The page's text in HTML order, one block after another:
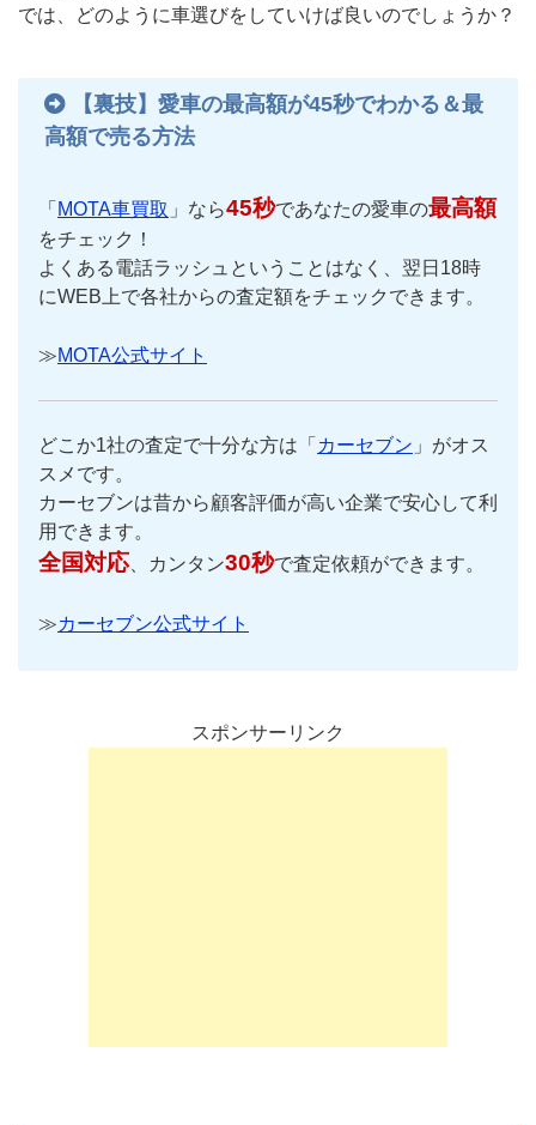
では、どのように車選びをしていけば良いのでしょうか？
【裏技】愛車の最高額が45秒でわかる＆最
高額で売る方法
「 MOTA車買取 」なら45秒であなたの愛車の最高額
をチェック！
よくある電話ラッシュということはなく、翌日18時
にWEB上で各社からの査定額をチェックできます。
≫MOTA公式サイト
どこか1社の査定で十分な方は「 カーセブン 」がオス
スメです。
カーセブンは昔から顧客評価が高い企業で安心して利
用できます。
全国対応、カンタン30秒で査定依頼ができます。
≫カーセブン公式サイト
スポンサーリンク